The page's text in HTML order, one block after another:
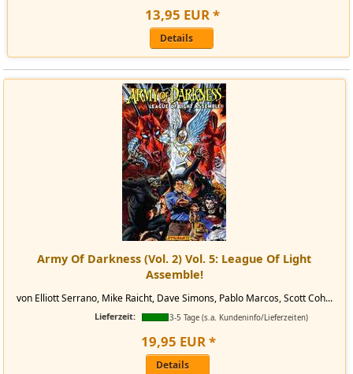
13,95 EUR*
Details
Army Of Darkness (Vol. 2) Vol. 5: League Of Light
Assemble!
von Elliott Serrano, Mike Raicht, Dave Simons, Pablo Marcos, Scott Coh...
Lieferzeit: 3-5 Tage (s.a. Kundeninfo/Lieferzeiten)
19,95 EUR*
Details